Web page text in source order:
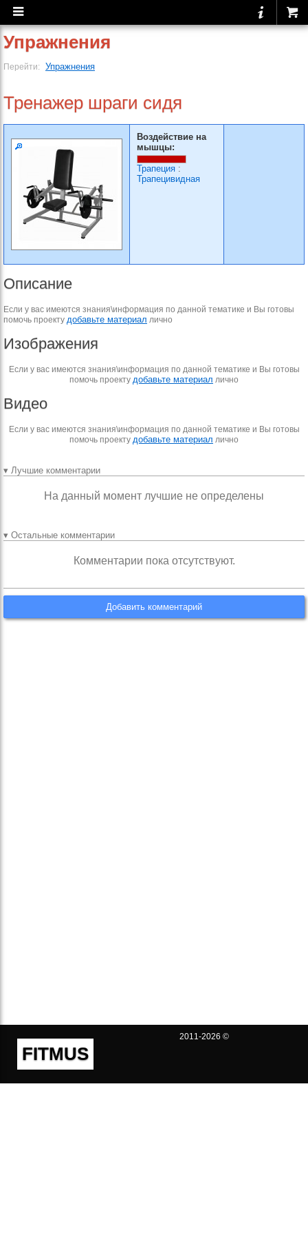
Упражнения
Перейти: Упражнения
Тренажер шраги сидя
Воздействие на
мышцы:
Трапеция :
Трапецивидная
Описание
Если у вас имеются знания\информация по данной тематике и Вы готовы
помочь проекту добавьте материал лично
Изображения
Если у вас имеются знания\информация по данной тематике и Вы готовы
помочь проекту добавьте материал лично
Видео
Если у вас имеются знания\информация по данной тематике и Вы готовы
помочь проекту добавьте материал лично
▾ Лучшие комментарии
На данный момент лучшие не определены
▾ Остальные комментарии
Комментарии пока отсутствуют.
Добавить комментарий
FITMUS
2011-2026 ©